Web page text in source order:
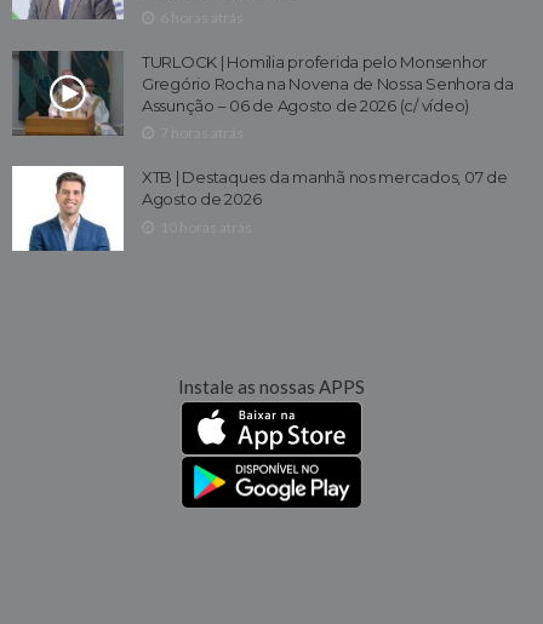
TURLOCK | Homilia proferida pelo Monsenhor
Gregório Rocha na Novena de Nossa Senhora da
Assunção – 06 de Agosto de 2026 (c/ vídeo)
XTB | Destaques da manhã nos mercados, 07 de
Agosto de 2026
Instale as nossas APPS